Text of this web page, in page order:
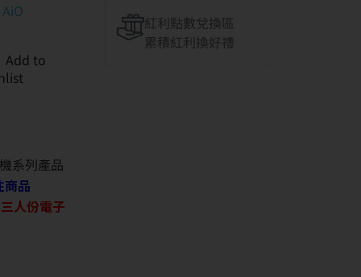
Add to
系列產品
商品
人份電子
紅利點數兌換區
累積紅利換好禮